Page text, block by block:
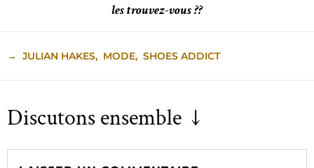
les trouvez-vous ??
→ JULIAN HAKES, MODE, SHOES ADDICT
Discutons ensemble ↓